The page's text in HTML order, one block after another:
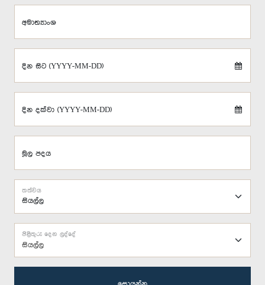
අමාත්‍යාංශ
දින සිට (YYYY-MM-DD)
දින දක්වා (YYYY-MM-DD)
මූල පදය
තත්වය
සියල්ල
පිළිතුරු දෙන ලද්දේ